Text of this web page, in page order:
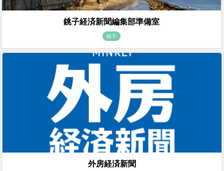
銚子経済新聞編集部準備室
銚子
外房経済新聞